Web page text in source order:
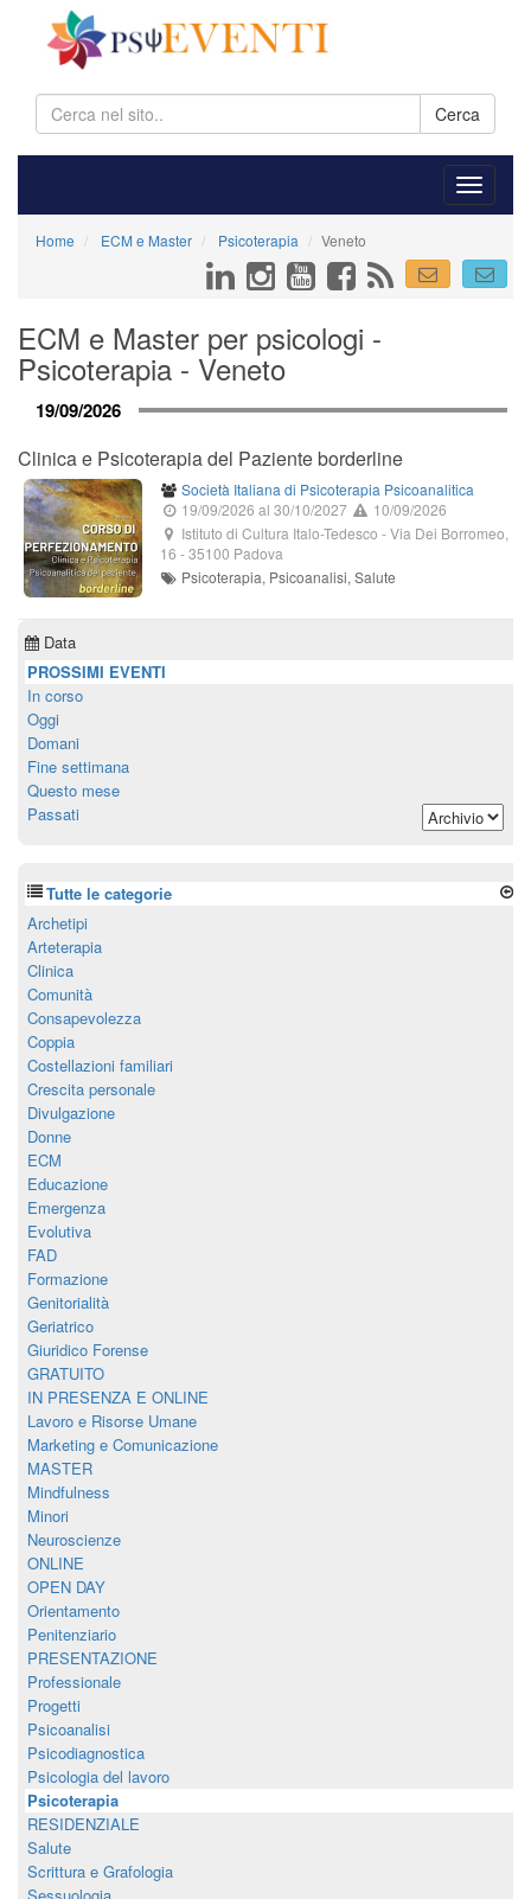
Cerca
Home ECM e Master Psicoterapia Veneto
ECM e Master per psicologi -
Psicoterapia - Veneto
19/09/2026
Clinica e Psicoterapia del Paziente borderline
Società Italiana di Psicoterapia Psicoanalitica
19/09/2026 al 30/10/2027
10/09/2026
Istituto di Cultura Italo-Tedesco -Via Dei Borromeo,
16 -35100 Padova
Psicoterapia, Psicoanalisi, Salute
Data
PROSSIMI EVENTI
In corso
Oggi
Domani
Fine settimana
Questo mese
Passati
Tutte le categorie
Archetipi
Arteterapia
Clinica
Comunità
Consapevolezza
Coppia
Costellazioni familiari
Crescita personale
Divulgazione
Donne
ECM
Educazione
Emergenza
Evolutiva
FAD
Formazione
Genitorialità
Geriatrico
Giuridico Forense
GRATUITO
IN PRESENZA E ONLINE
Lavoro e Risorse Umane
Marketing e Comunicazione
MASTER
Mindfulness
Minori
Neuroscienze
ONLINE
OPEN DAY
Orientamento
Penitenziario
PRESENTAZIONE
Professionale
Progetti
Psicoanalisi
Psicodiagnostica
Psicologia del lavoro
Psicoterapia
RESIDENZIALE
Salute
Scrittura e Grafologia